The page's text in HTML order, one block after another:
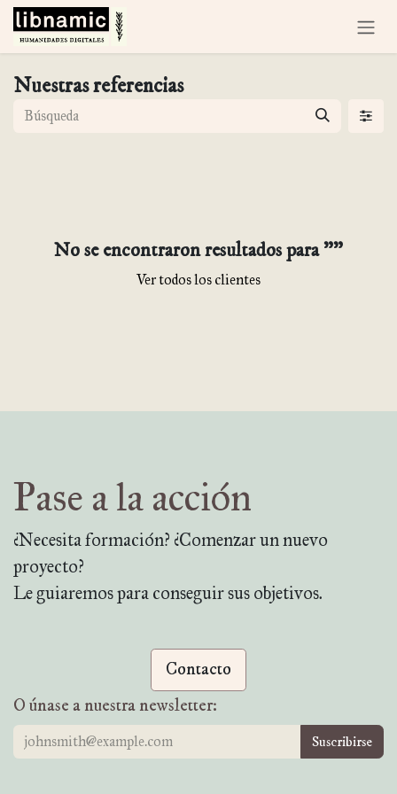
Ir al contenido
Nuestras referencias
No se encontraron resultados para ""
Ver todos los clientes
Pase a la acción
¿Necesita formación? ¿Comenzar un nuevo
proyecto?
Le guiaremos para conseguir sus objetivos.
Contacto
O únase a nuestra newsletter:
Suscribirse